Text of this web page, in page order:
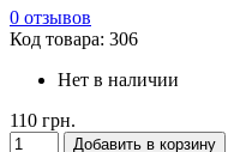
0 отзывов
Код товара: 306
Нет в наличии
110 грн.
Добавить в корзину